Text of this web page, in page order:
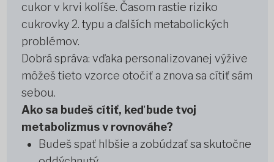
cukor v krvi kolíše. Časom rastie riziko
cukrovky 2. typu a ďalších metabolických
problémov.
Dobrá správa: vďaka personalizovanej výžive
môžeš tieto vzorce otočiť a znova sa cítiť sám
sebou.
Ako sa budeš cítiť, keď bude tvoj
metabolizmus v rovnováhe?
Budeš spať hlbšie a zobúdzať sa skutočne